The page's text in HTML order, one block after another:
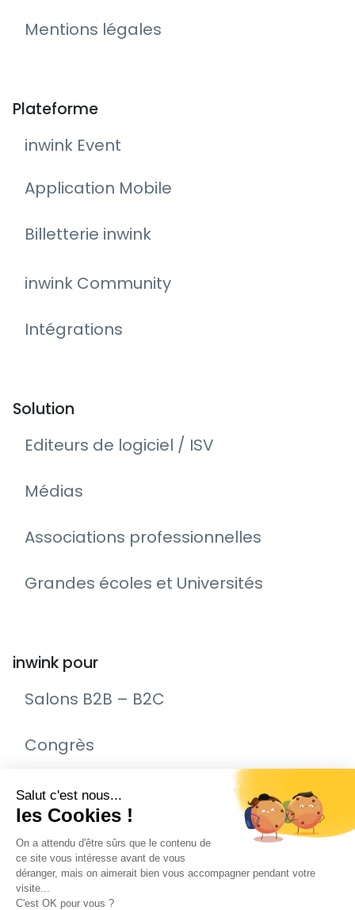
Mentions légales
Plateforme
inwink Event
Application Mobile
Billetterie inwink
inwink Community
Intégrations
Solution
Editeurs de logiciel / ISV
Médias
Associations professionnelles
Grandes écoles et Universités
inwink pour
Salons B2B – B2C
Congrès
Remise de prix – Awards
Journée Portes Ouvertes (JPO)